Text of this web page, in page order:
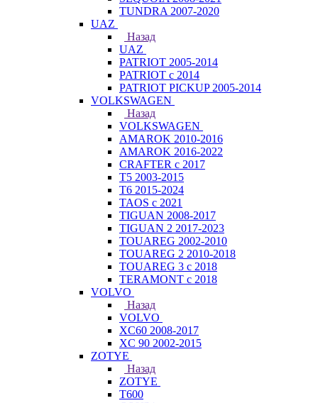
TUNDRA 2007-2020
UAZ
Назад
UAZ
PATRIOT 2005-2014
PATRIOT с 2014
PATRIOT PICKUP 2005-2014
VOLKSWAGEN
Назад
VOLKSWAGEN
AMAROK 2010-2016
AMAROK 2016-2022
CRAFTER с 2017
T5 2003-2015
T6 2015-2024
TAOS с 2021
TIGUAN 2008-2017
TIGUAN 2 2017-2023
TOUAREG 2002-2010
TOUAREG 2 2010-2018
TOUAREG 3 с 2018
TERAMONT с 2018
VOLVO
Назад
VOLVO
XC60 2008-2017
XC 90 2002-2015
ZOTYE
Назад
ZOTYE
T600